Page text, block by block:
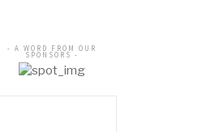
- A WORD FROM OUR
SPONSORS -